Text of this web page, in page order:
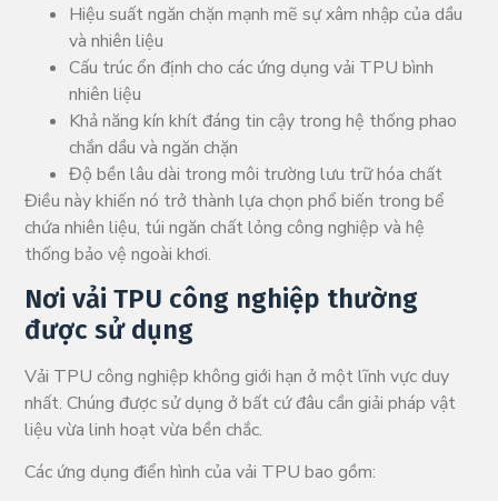
Hiệu suất ngăn chặn mạnh mẽ sự xâm nhập của dầu
và nhiên liệu
Cấu trúc ổn định cho các ứng dụng vải TPU bình
nhiên liệu
Khả năng kín khít đáng tin cậy trong hệ thống phao
chắn dầu và ngăn chặn
Độ bền lâu dài trong môi trường lưu trữ hóa chất
Điều này khiến nó trở thành lựa chọn phổ biến trong bể
chứa nhiên liệu, túi ngăn chất lỏng công nghiệp và hệ
thống bảo vệ ngoài khơi.
Nơi vải TPU công nghiệp thường
được sử dụng
Vải TPU công nghiệp không giới hạn ở một lĩnh vực duy
nhất. Chúng được sử dụng ở bất cứ đâu cần giải pháp vật
liệu vừa linh hoạt vừa bền chắc.
Các ứng dụng điển hình của vải TPU bao gồm: